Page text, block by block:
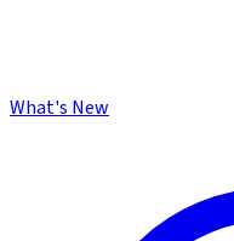
What's New